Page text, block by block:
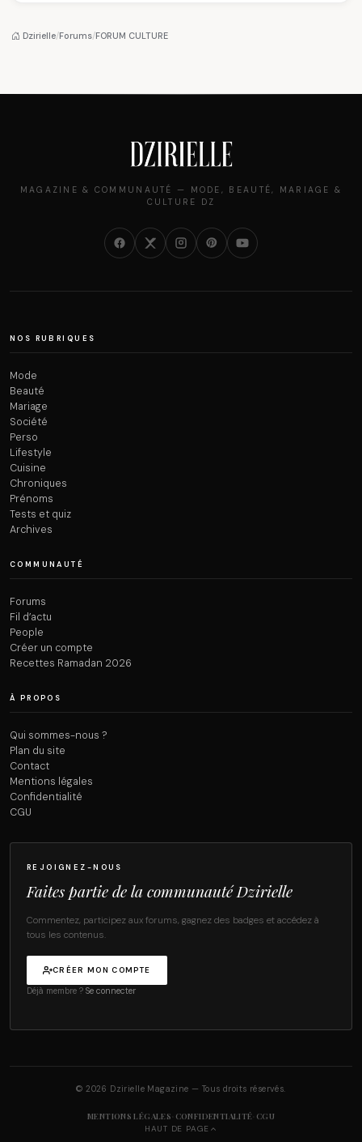
pièce mode de l'été
Dzirielle/Forums/FORUM CULTURE
MAGAZINE & COMMUNAUTÉ — MODE, BEAUTÉ, MARIAGE &
CULTURE DZ
NOS RUBRIQUES
Mode
Beauté
Mariage
Société
Perso
Lifestyle
Cuisine
Chroniques
Prénoms
Tests et quiz
Archives
COMMUNAUTÉ
Forums
Fil d’actu
People
Créer un compte
Recettes Ramadan 2026
À PROPOS
Qui sommes-nous ?
Plan du site
Contact
Mentions légales
Confidentialité
CGU
REJOIGNEZ-NOUS
Faites partie de la communauté Dzirielle
Commentez, participez aux forums, gagnez des badges et accédez à
tous les contenus.
CRÉER MON COMPTE
Déjà membre ? Se connecter
© 2026 Dzirielle Magazine — Tous droits réservés.
MENTIONS LÉGALES CONFIDENTIALITÉ CGU
HAUT DE PAGE